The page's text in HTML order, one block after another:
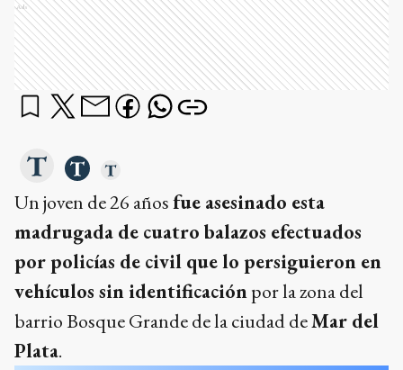
Ads
Un joven de 26 añosfue asesinado esta
madrugada de cuatro balazos efectuados
por policías de civil que lo persiguieron en
vehículos sin identificaciónpor la zona del
barrio Bosque Grande de la ciudad deMar del
Plata.